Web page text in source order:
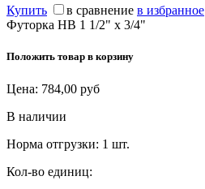
Купить в сравнение в избранное
Футорка НВ 1 1/2" x 3/4"
Положить товар в корзину
Цена: 784,00 руб
В наличии
Норма отгрузки: 1 шт.
Кол-во единиц: